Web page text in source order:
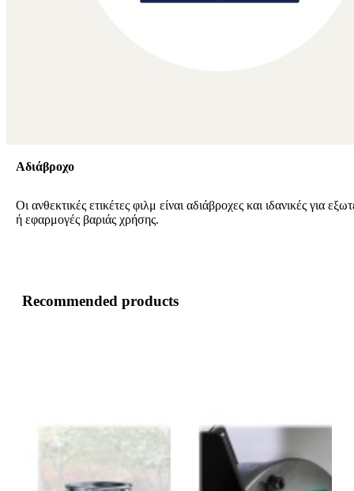
Αδιάβροχο
Οι ανθεκτικές ετικέτες φιλμ είναι αδιάβροχες και ιδανικές για
ή εφαρμογές βαριάς χρήσης.
Recommended products